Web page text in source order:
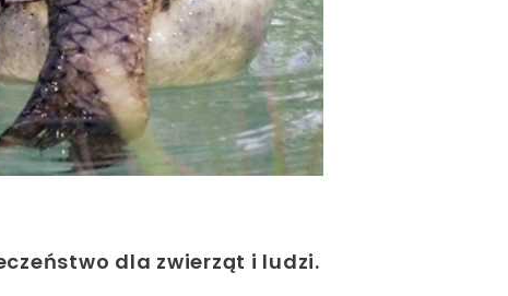
dla zwierząt i ludzi.